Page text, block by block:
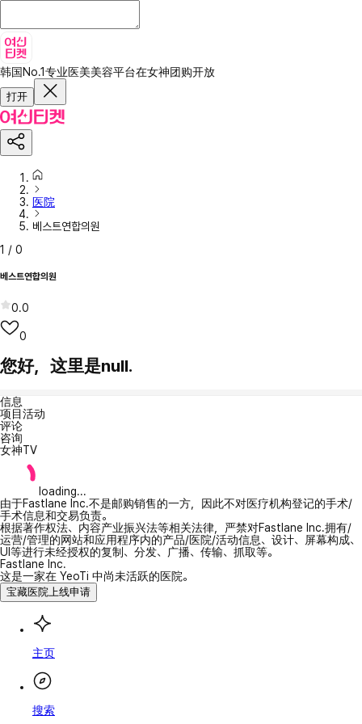
韩国No.1专业医美美容平台在女神团购开放
打开
医院
베스트연합의원
1 / 0
베스트연합의원
0.0
0
您好，这里是null.
信息
项目活动
评论
咨询
女神TV
loading...
由于Fastlane Inc.不是邮购销售的一方，因此不对医疗机构登记的手术/
手术信息和交易负责。
根据著作权法、内容产业振兴法等相关法律，严禁对Fastlane Inc.拥有/
运营/管理的网站和应用程序内的产品/医院/活动信息、设计、屏幕构成、
UI等进行未经授权的复制、分发、广播、传输、抓取等。
Fastlane Inc.
这是一家在 YeoTi 中尚未活跃的医院。
宝藏医院上线申请
主页
搜索